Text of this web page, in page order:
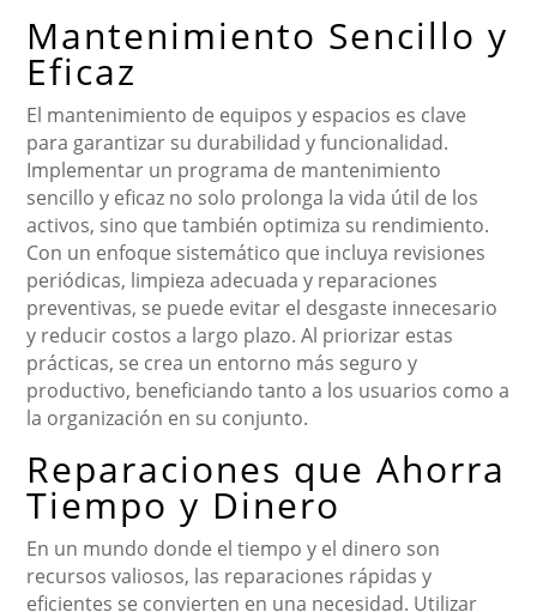
Mantenimiento Sencillo y
Eficaz
El mantenimiento de equipos y espacios es clave
para garantizar su durabilidad y funcionalidad.
Implementar un programa de mantenimiento
sencillo y eficaz no solo prolonga la vida útil de los
activos, sino que también optimiza su rendimiento.
Con un enfoque sistemático que incluya revisiones
periódicas, limpieza adecuada y reparaciones
preventivas, se puede evitar el desgaste innecesario
y reducir costos a largo plazo. Al priorizar estas
prácticas, se crea un entorno más seguro y
productivo, beneficiando tanto a los usuarios como a
la organización en su conjunto.
Reparaciones que Ahorra
Tiempo y Dinero
En un mundo donde el tiempo y el dinero son
recursos valiosos, las reparaciones rápidas y
eficientes se convierten en una necesidad. Utilizar